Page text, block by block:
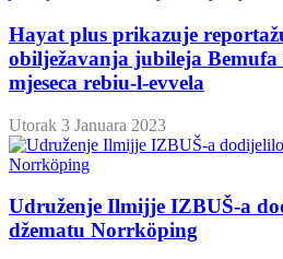
Hayat plus prikazuje
obilježavanja jubileja
mjeseca rebiu-l-evvela
Utorak 3 Januara 2023
Udruženje Ilmijje IZBUŠ-a
džematu Norrköping